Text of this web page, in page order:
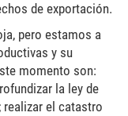
de exportación.
pero estamos a
y su
momento son:
la ley de
el catastro